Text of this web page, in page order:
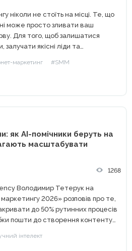
ніколи не стоїть на місці. Те, що
може просто зливати ваш
Для того, щоб залишатися
якісні ліди та
статистичних...
маркетинг #SMM
як AI-помічники беруть на
масштабувати
1268
Володимир Тетерук на
2026» розповів про те,
до 50% рутинних процесів
пошти до створення контенту
інтелект